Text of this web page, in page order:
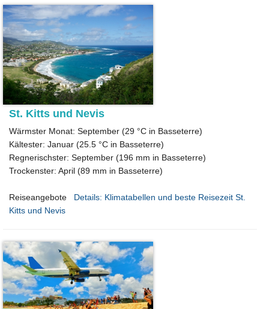
St. Kitts und Nevis
Wärmster Monat: September (29 °C in Basseterre)
Kältester: Januar (25.5 °C in Basseterre)
Regnerischster: September (196 mm in Basseterre)
Trockenster: April (89 mm in Basseterre)
Reiseangebote
Details: Klimatabellen und beste Reisezeit St.
Kitts und Nevis